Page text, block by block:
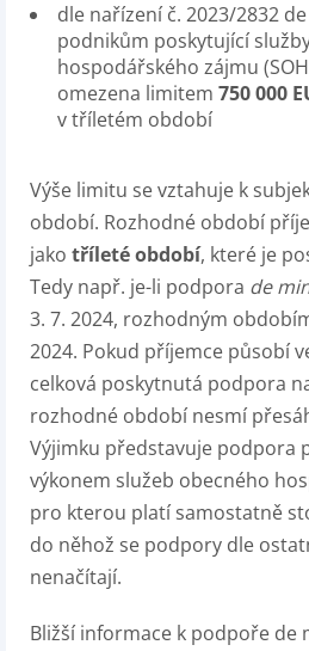
dle nařízení č. 2023/2832
podnikům poskytující
hospodářského zájmu
omezena limitem 750 000
v tříletém období
Výše limitu se vztahuje k
období. Rozhodné období
jako tříleté období, které je
Tedy např. je-li podpora de
3. 7. 2024, rozhodným
2024. Pokud příjemce působí
celková poskytnutá podpora
rozhodné období nesmí
Výjimku představuje podpora
výkonem služeb obecného
pro kterou platí samostatně
do něhož se podpory dle
nenačítají.
Bližší informace k podpoře de